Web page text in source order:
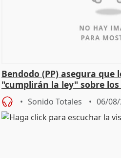
Bendodo (PP) asegura que
"cumplirán la ley" sobre
Sonido Totales 06/